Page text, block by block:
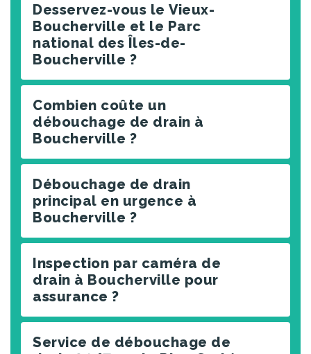
Desservez-vous le Vieux-
Boucherville et le Parc
national des Îles-de-
Boucherville ?
Combien coûte un
débouchage de drain à
Boucherville ?
Débouchage de drain
principal en urgence à
Boucherville ?
Inspection par caméra de
drain à Boucherville pour
assurance ?
Service de débouchage de